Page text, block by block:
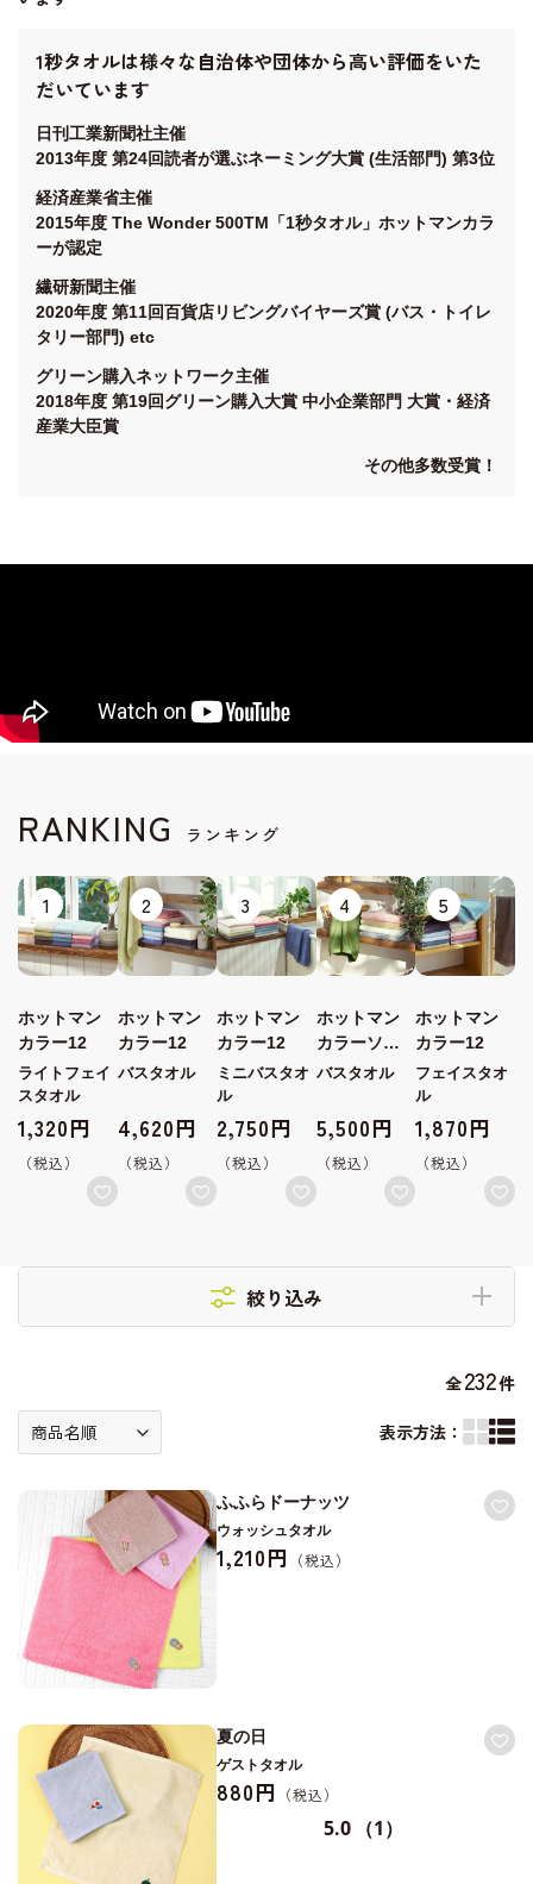
1秒タオルは様々な自治体や団体から高い評価をいた
だいています
日刊工業新聞社主催
2013年度 第24回読者が選ぶネーミング大賞 (生活部門) 第3位
経済産業省主催
2015年度 The Wonder 500TM「1秒タオル」ホットマンカラ
ーが認定
繊研新聞主催
2020年度 第11回百貨店リビングバイヤーズ賞 (バス・トイレ
タリー部門) etc
グリーン購入ネットワーク主催
2018年度 第19回グリーン購入大賞 中小企業部門 大賞・経済
産業大臣賞
その他多数受賞！
RANKING ランキング
1
ホットマン
カラー12
ライトフェイ
スタオル
1,320円
2
ホットマン
カラー12
バスタオル
4,620円
3
ホットマン
カラー12
ミニバスタオ
ル
2,750円
4
ホットマン
カラーソフ
ト
バスタオル
5,500円
5
ホットマン
カラー12
フェイスタオ
ル
1,870円
絞り込み
全232件
表示方法：
ふふらドーナッツ
ウォッシュタオル
1,210円
夏の日
ゲストタオル
880円
5.0 （1）